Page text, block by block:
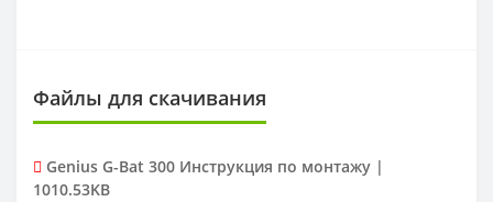
Файлы для скачивания
Genius G-Bat 300 Инструкция по монтажу |
1010.53KB